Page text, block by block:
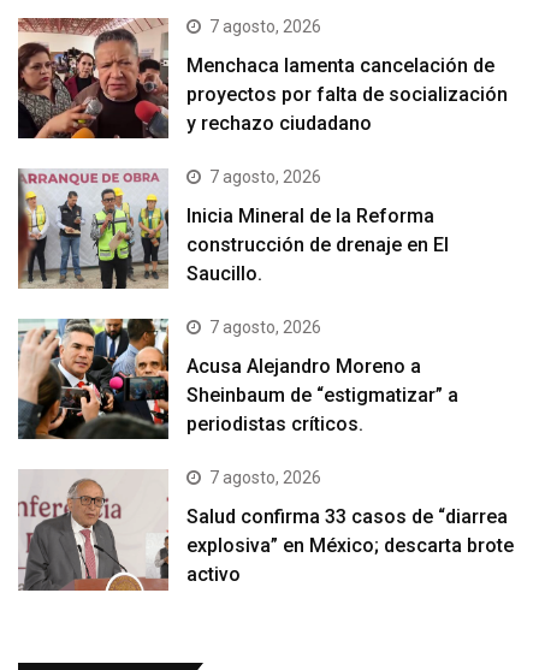
7 agosto, 2026
Menchaca lamenta cancelación de
proyectos por falta de socialización
y rechazo ciudadano
7 agosto, 2026
Inicia Mineral de la Reforma
construcción de drenaje en El
Saucillo.
7 agosto, 2026
Acusa Alejandro Moreno a
Sheinbaum de “estigmatizar” a
periodistas críticos.
7 agosto, 2026
Salud confirma 33 casos de “diarrea
explosiva” en México; descarta brote
activo